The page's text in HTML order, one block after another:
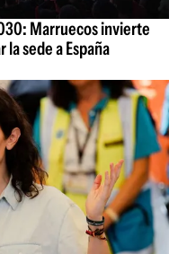
Marruecos invierte
sede a España